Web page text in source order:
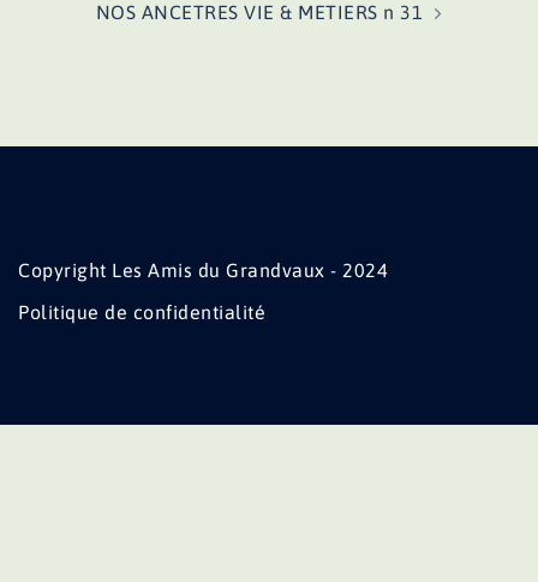
NOS ANCETRES VIE & METIERS n 31
Copyright Les Amis du Grandvaux - 2024
Politique de confidentialité